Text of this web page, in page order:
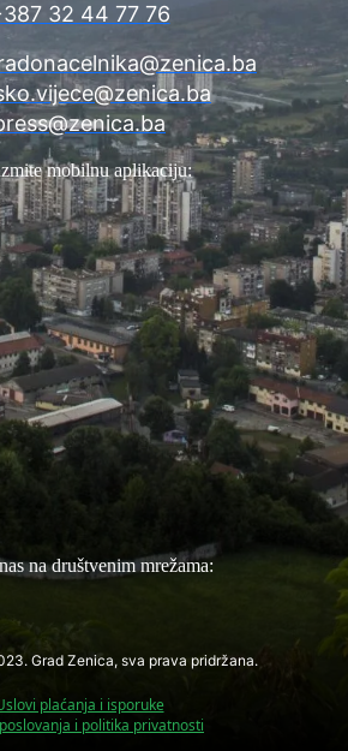
32 44 77 76
mobilnu aplikaciju:
na društvenim mrežama:
Grad Zenica, sva prava pridržana.
plaćanja i isporuke
i politika privatnosti